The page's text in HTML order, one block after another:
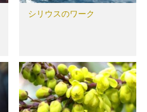
シリウスのワーク